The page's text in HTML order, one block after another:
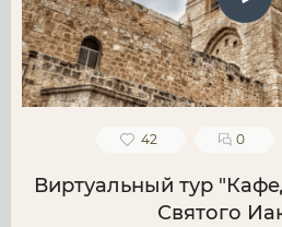
42 0
Виртуальный тур
Святого